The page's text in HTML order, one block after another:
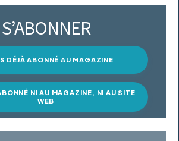
S’ABONNER
DÉJÀ ABONNÉ AU MAGAZINE
NI AU MAGAZINE, NI AU SITE
WEB